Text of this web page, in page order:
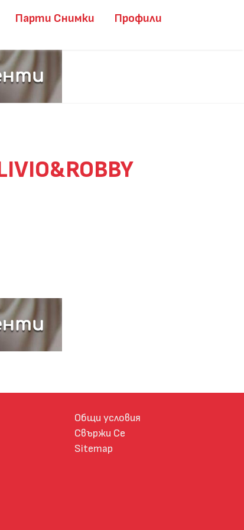
Парти Снимки Профили
Общи условия
Свържи Се
Sitemap